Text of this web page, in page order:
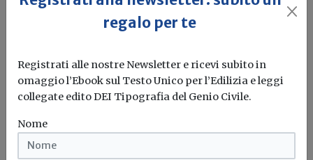
Toshiba presenta SEIYA, la pompa di calore reversibile
Toshiba
regalo per te
Registrati alle nostre Newsletter e ricevi subito in
omaggio l’Ebook sul Testo Unico per l’Edilizia e leggi
collegate edito DEI Tipografia del Genio Civile.
Nome